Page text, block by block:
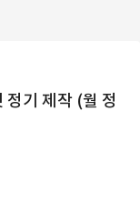
기 제작 (월 정